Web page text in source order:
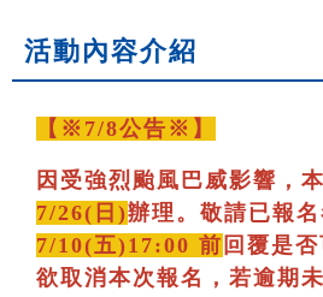
活動內容介紹
【※7/8公告※】
因受強烈颱風巴威影響，
7/26(日)辦理。敬請已報
7/10(五)17:00 前 回覆是
欲取消本次報名，若逾期